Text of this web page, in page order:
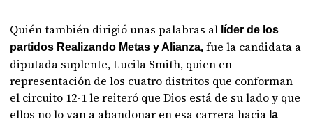
Quién también dirigió unas palabras al líder de los
partidos Realizando Metas y Alianza, fue la candidata a
diputada suplente, Lucila Smith, quien en
representación de los cuatro distritos que conforman
el circuito 12-1 le reiteró que Dios está de su lado y que
ellos no lo van a abandonar en esa carrera hacia la